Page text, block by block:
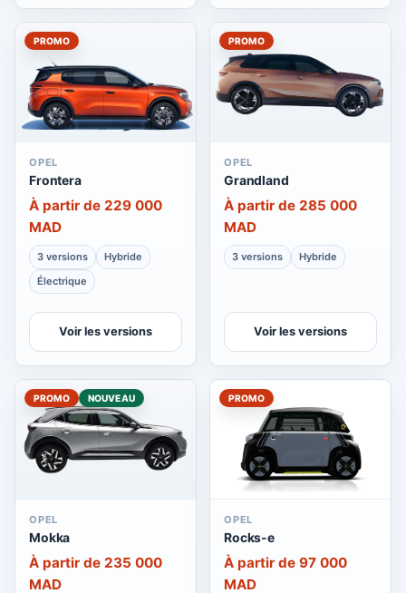
PROMO
OPEL
Frontera
À partir de 229 000
MAD
3 versions
Hybride
Électrique
Voir les versions
PROMO
OPEL
Grandland
À partir de 285 000
MAD
3 versions Hybride
Voir les versions
PROMO NOUVEAU
OPEL
Mokka
À partir de 235 000
MAD
PROMO
OPEL
Rocks-e
À partir de 97 000
MAD